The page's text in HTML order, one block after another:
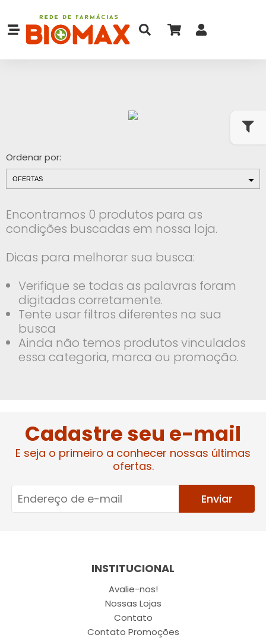
Ordenar por:
Encontramos 0 produtos para as
condições buscadas em nossa loja.
Dicas para melhorar sua busca:
Verifique se todas as palavras foram
digitadas corretamente.
Tente usar filtros diferentes na sua
busca
Ainda não temos produtos vinculados
essa categoria, marca ou promoção.
Cadastre seu e-mail
E seja o primeiro a conhecer nossas últimas
ofertas.
Enviar
INSTITUCIONAL
Avalie-nos!
Nossas Lojas
Contato
Contato Promoções